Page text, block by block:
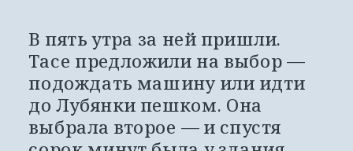
В пять утра за ней пришли.
Тасе предложили на выбор —
подождать машину или идти
до Лубянки пешком. Она
выбрала второе — и спустя